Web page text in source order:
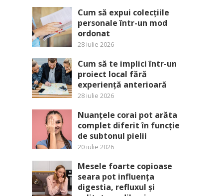
Cum să expui colecțiile
personale într-un mod
ordonat
28 iulie 2026
Cum să te implici într-un
proiect local fără
experiență anterioară
28 iulie 2026
Nuanțele corai pot arăta
complet diferit în funcție
de subtonul pielii
20 iulie 2026
Mesele foarte copioase
seara pot influența
digestia, refluxul și